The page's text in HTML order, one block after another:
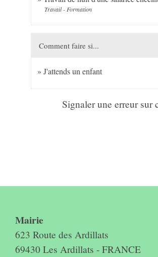
Travail - Formation
Comment faire si...
J'attends un enfant
Signaler une erreur sur
Mairie
623 Route des Ardillats
69430 Les Ardillats - FRANCE